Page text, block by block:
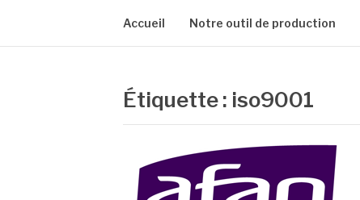
Accueil Notre outil de production
Étiquette : iso9001